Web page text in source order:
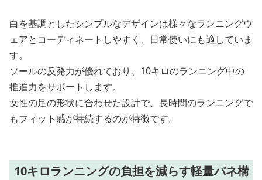
白を基調としたシンプルなデザインは様々なランニングウ
ェアとコーディネートしやすく、日常使いにも適していま
す。
ソールの反発力が優れており、10キロのランニング中の
推進力をサポートします。
女性の足の形状に合わせた設計で、長時間のランニングで
もフィット感が持続するのが特徴です。
10キロランニングの負担を減らす軽量バネ構